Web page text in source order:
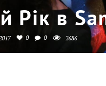
Рік в
0 0 2686